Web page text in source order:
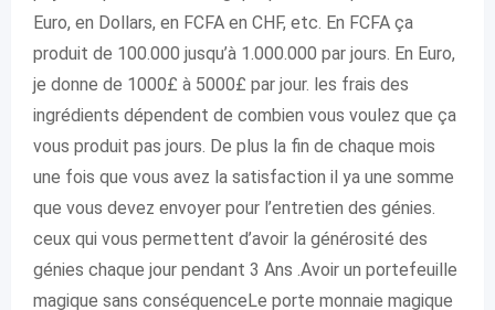
Euro, en Dollars, en FCFA en CHF, etc. En FCFA ça
produit de 100.000 jusqu’à 1.000.000 par jours. En Euro,
je donne de 1000£ à 5000£ par jour. les frais des
ingrédients dépendent de combien vous voulez que ça
vous produit pas jours. De plus la fin de chaque mois
une fois que vous avez la satisfaction il ya une somme
que vous devez envoyer pour l’entretien des génies.
ceux qui vous permettent d’avoir la générosité des
génies chaque jour pendant 3 Ans .Avoir un portefeuille
magique sans conséquenceLe porte monnaie magique